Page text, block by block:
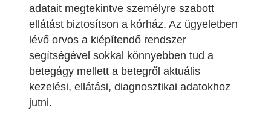
adatait megtekintve személyre szabott
ellátást biztosítson a kórház. Az ügyeletben
lévő orvos a kiépítendő rendszer
segítségével sokkal könnyebben tud a
betegágy mellett a betegről aktuális
kezelési, ellátási, diagnosztikai adatokhoz
jutni.